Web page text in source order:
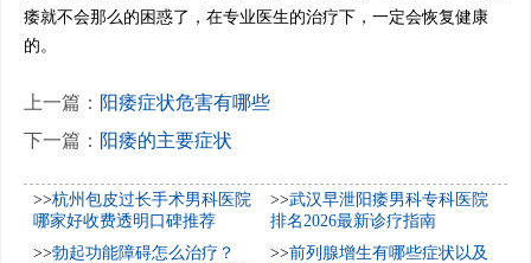
痿就不会那么的困惑了，在专业医生的治疗下，一定会恢复健康
的。
上一篇： 阳痿症状危害有哪些
下一篇： 阳痿的主要症状
>>杭州包皮过长手术男科医院
哪家好收费透明口碑推荐
>>武汉早泄阳痿男科专科医院
排名2026最新诊疗指南
>>勃起功能障碍怎么治疗？
>>前列腺增生有哪些症状以及